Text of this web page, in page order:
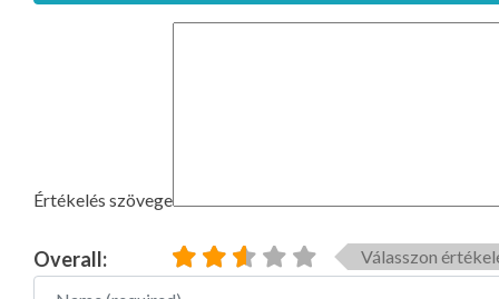
Értékelés szövege
Overall:
Válasszon
Name